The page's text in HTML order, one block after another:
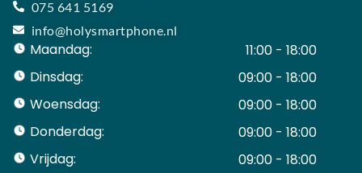
075 641 5169
info@holysmartphone.nl
Maandag:
11:00 - 18:00
Dinsdag:
09:00 - 18:00
Woensdag:
09:00 - 18:00
Donderdag:
09:00 - 18:00
Vrijdag:
09:00 - 18:00